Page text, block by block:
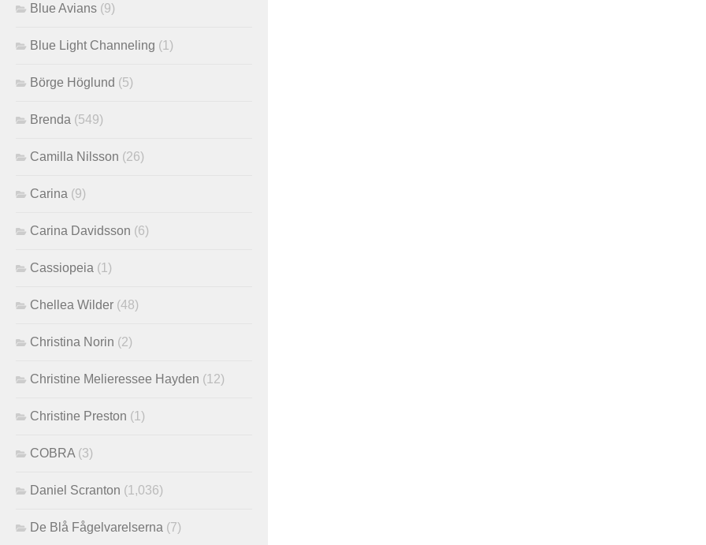
Blue Avians (9)
Blue Light Channeling (1)
Börge Höglund (5)
Brenda (549)
Camilla Nilsson (26)
Carina (9)
Carina Davidsson (6)
Cassiopeia (1)
Chellea Wilder (48)
Christina Norin (2)
Christine Melieressee Hayden (12)
Christine Preston (1)
COBRA (3)
Daniel Scranton (1,036)
De Blå Fågelvarelserna (7)